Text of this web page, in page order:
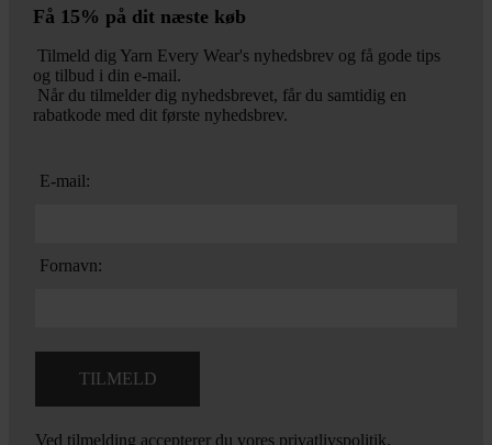
Få 15% på dit næste køb
Tilmeld dig Yarn Every Wear's nyhedsbrev og få gode tips
og tilbud i din e-mail.
Når du tilmelder dig nyhedsbrevet, får du samtidig en
rabatkode med dit første nyhedsbrev.
E-mail:
Fornavn:
Ved tilmelding accepterer du vores privatlivspolitik.